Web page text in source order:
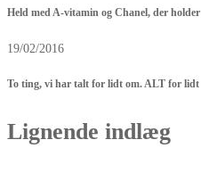
Held med A-vitamin og Chanel, der holder
19/02/2016
To ting, vi har talt for lidt om. ALT for lidt
Lignende indlæg